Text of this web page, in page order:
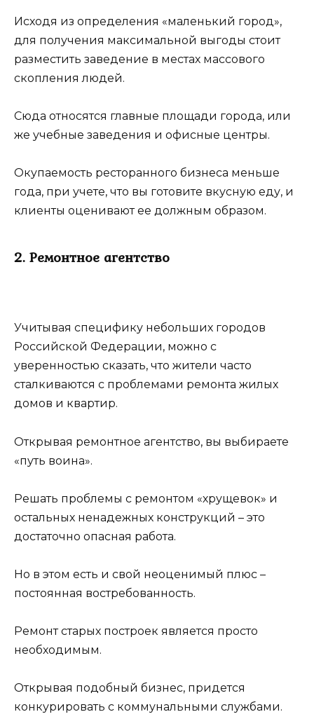
Исходя из определения «маленький город»,
для получения максимальной выгоды стоит
разместить заведение в местах массового
скопления людей.
Сюда относятся главные площади города, или
же учебные заведения и офисные центры.
Окупаемость ресторанного бизнеса меньше
года, при учете, что вы готовите вкусную еду, и
клиенты оценивают ее должным образом.
2. Ремонтное агентство
Учитывая специфику небольших городов
Российской Федерации, можно с
уверенностью сказать, что жители часто
сталкиваются с проблемами ремонта жилых
домов и квартир.
Открывая ремонтное агентство, вы выбираете
«путь воина».
Решать проблемы с ремонтом «хрущевок» и
остальных ненадежных конструкций – это
достаточно опасная работа.
Но в этом есть и свой неоценимый плюс –
постоянная востребованность.
Ремонт старых построек является просто
необходимым.
Открывая подобный бизнес, придется
конкурировать с коммунальными службами.